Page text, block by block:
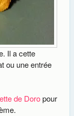
Il a cette
ou une entrée
de Doropour